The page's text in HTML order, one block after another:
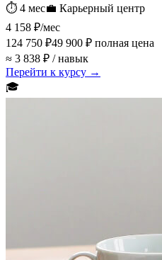
⏱ 4 мес💼 Карьерный центр
4 158 ₽/мес
124 750 ₽49 900 ₽ полная цена
≈ 3 838 ₽ / навык
Перейти к курсу →
🎓